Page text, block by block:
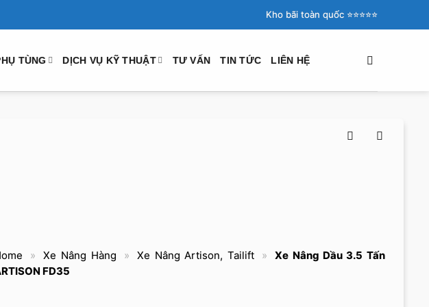
Kho bãi toàn quốc ⭐️⭐️⭐️⭐️⭐️
TÙNG DỊCH VỤ KỸ THUẬT TƯ VẤN TIN TỨC LIÊN HỆ
» Xe Nâng Hàng » Xe Nâng Artison, Tailift »
Xe Nâng Dầu 3.5 Tấn
FD35